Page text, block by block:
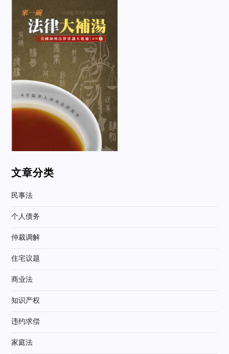
文章分类
民事法
个人债务
仲裁调解
住宅议题
商业法
知识产权
违约求偿
家庭法